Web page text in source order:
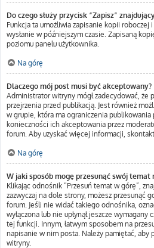
Do czego służy przycisk “Zapisz”
Funkcja ta umożliwia zapisanie kopii roboczej
wysłanie w późniejszym czasie. Zapisaną
poziomu panelu użytkownika.
Na górę
Dlaczego mój post musi być akceptowany?
Administrator witryny mógł zadecydować, że
przejrzenia przed publikacją. Jest również
w grupie, która ma ograniczenia
konieczności ich akceptowania przez
forum. Aby uzyskać więcej informacji,
Na górę
W jaki sposób mogę przesunąć swój
Klikając odnośnik “Przesuń temat w górę”,
zazwyczaj na dole strony, możesz przesunąć
forum. Jeśli nie widać takiego odnośnika,
wyłączona lub nie upłynął jeszcze wymagany
tej funkcji. Innym, łatwym sposobem na
napisanie w nim posta. Należy pamiętać, aby
witryny.